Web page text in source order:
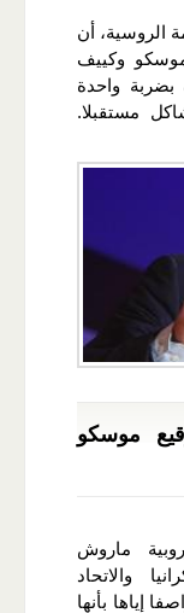
الروسية، أن
موسكو وكييف
واحدة
مستقبلا.
موسكو
ماروش
والاتحاد
إياها بأنها